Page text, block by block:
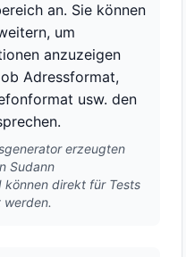
an. Sie können
um
anzuzeigen
Adressformat,
usw. den
erzeugten
Sudann
direkt für Tests
werden.